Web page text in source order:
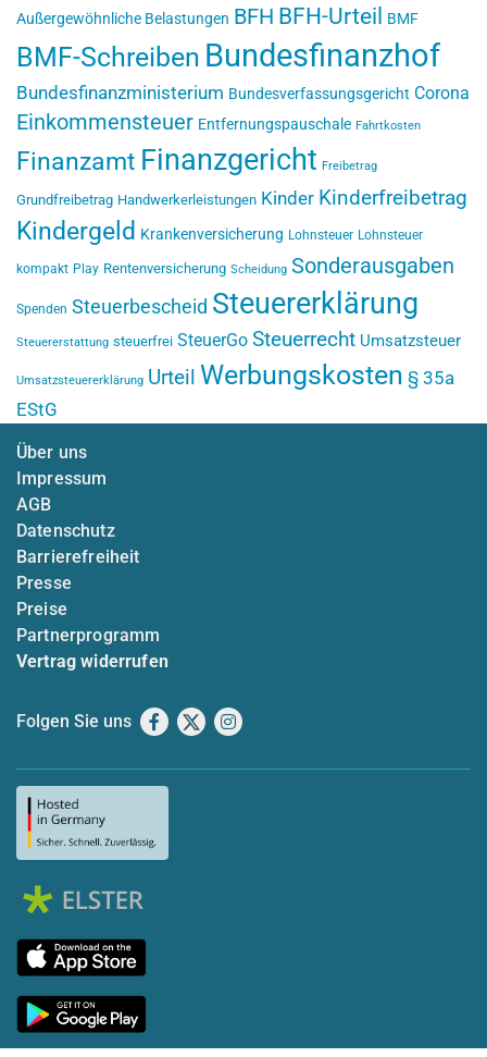
Außergewöhnliche Belastungen BFH BFH-Urteil BMF
BMF-Schreiben Bundesfinanzhof
Bundesfinanzministerium Bundesverfassungsgericht Corona
Einkommensteuer Entfernungspauschale Fahrtkosten
Finanzamt Finanzgericht Freibetrag
Grundfreibetrag Handwerkerleistungen Kinder Kinderfreibetrag
Kindergeld Krankenversicherung Lohnsteuer Lohnsteuer
kompakt Play Rentenversicherung Scheidung Sonderausgaben
Spenden Steuerbescheid Steuererklärung
Steuererstattung steuerfrei SteuerGo Steuerrecht Umsatzsteuer
Umsatzsteuererklärung Urteil Werbungskosten § 35a
EStG
Über uns
Impressum
AGB
Datenschutz
Barrierefreiheit
Presse
Preise
Partnerprogramm
Vertrag widerrufen
Folgen Sie uns Facebook
X Instagram